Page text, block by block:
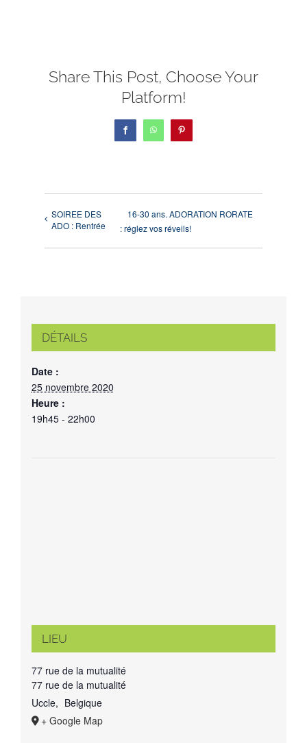
Share This Post, Choose Your
Platform!
FacebookWhatsApp
SOIREE DES
ADO : Rentrée
16-30 ans. ADORATION RORATE
: réglez vos réveils!
DÉTAILS
Date :
25 novembre 2020
Heure :
19h45 - 22h00
LIEU
77 rue de la mutualité
77 rue de la mutualité
Uccle, Belgique
+ Google Map